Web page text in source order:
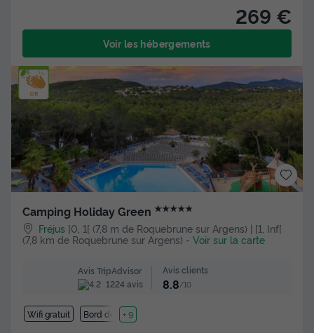
269 €
Voir les hébergements
Camping Holiday Green ★★★★★
Fréjus ]0, 1[ (7,8 m de Roquebrune sur Argens) | [1, Inf[
(7,8 km de Roquebrune sur Argens) - Voir sur la carte
Avis TripAdvisor
1224 avis
Avis clients
8.8/10
Wifi gratuit Bord de mer
+ 9